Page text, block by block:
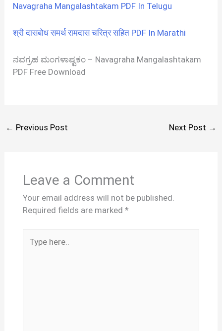
Navagraha Mangalashtakam PDF In Telugu
श्री दासबोध समर्थ रामदास चरित्र सहित PDF In Marathi
ನವಗ್ರಹ ಮಂಗಳಾಷ್ಟಕಂ – Navagraha Mangalashtakam
PDF Free Download
← Previous Post Next Post →
Leave a Comment
Your email address will not be published.
Required fields are marked *
here..